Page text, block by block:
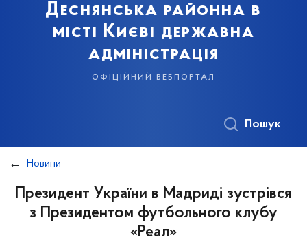
Деснянська районна в
місті Києві державна
адміністрація
офіційний вебпортал
Пошук
Новини
Президент України в Мадриді зустрівся
з Президентом футбольного клубу
«Реал»